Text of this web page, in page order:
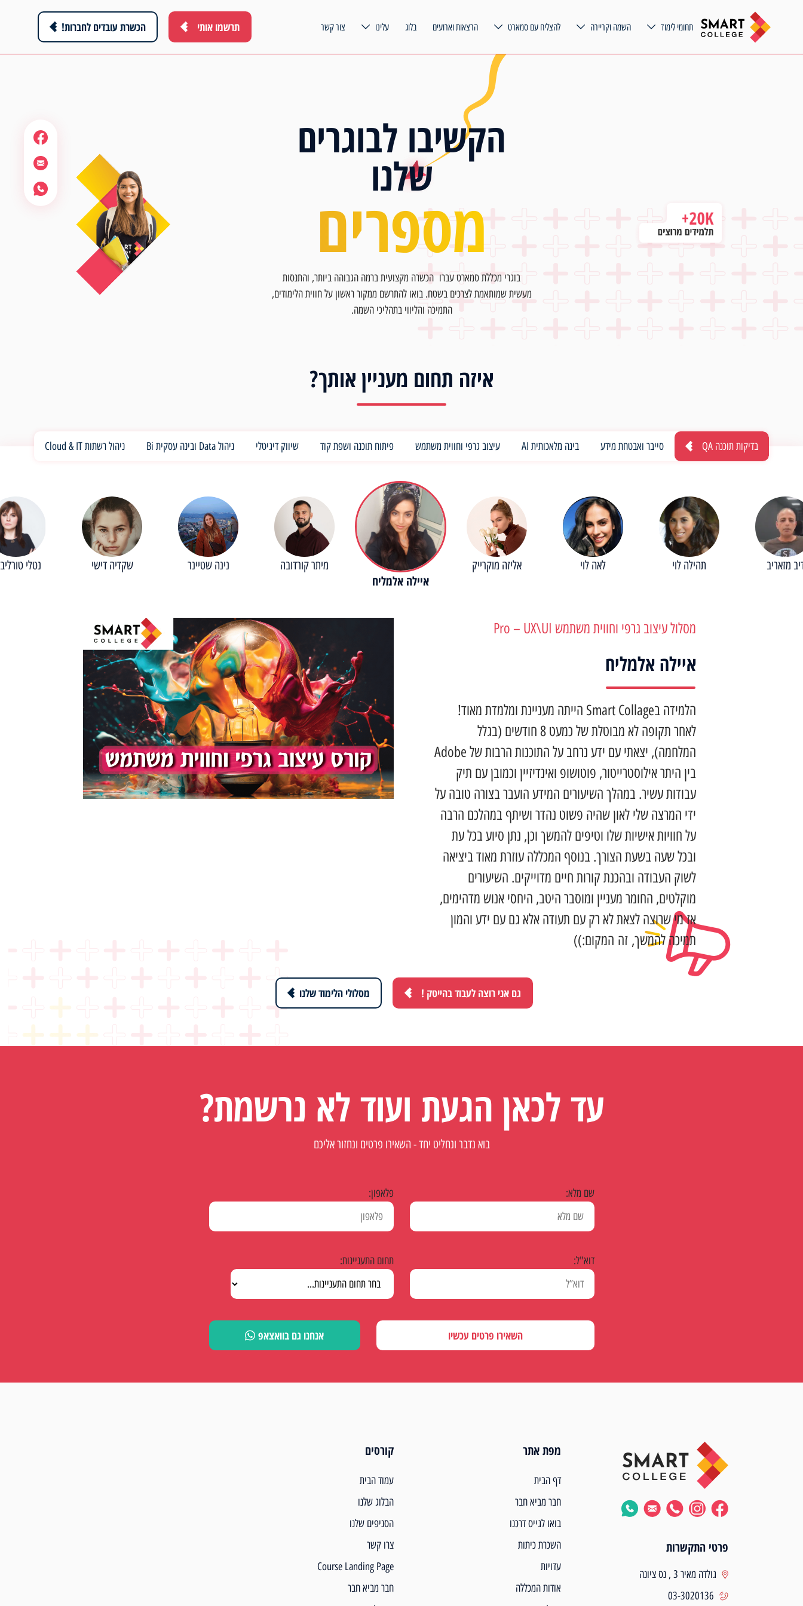
תחומי לימוד השמה וקריירה להצליח עם סמארט הרצאות וארועים בלוג עלינו צור קשר תרשמו אותי הכשרת עובדים לחברות!
הקשיבו לבוגרים
שלנו
מספרים
בוגרי מכללת סמארט עברו הכשרה מקצועית ברמה הגבוהה ביותר, והתנסות
מעשית שמותאמת לצרכים בשטח. בואו להתרשם ממקור ראשון על חווית הלימודים,
התמיכה והליווי בתהליכי השמה.
איזה תחום מעניין אותך?
בדיקות תוכנה QA סייבר ואבטחת מידע בינה מלאכותית AI עיצוב גרפי וחווית משתמש פיתוח תוכנה ושפת קוד שיווק דיגיטלי ניהול Data ובינה עסקית Bi ניהול רשתות Cloud & IT
מזאריב תהילה לוי לאה לוי אליזה מוקרייק
איילה אלמליח
מיתר קורדובה נינה שטיינר שקדיה דישי נטלי
מסלול עיצוב גרפי וחווית משתמש Pro – UX\UI
איילה אלמליח
הלמידה בSmart Collage הייתה מעניינת ומלמדת מאוד!
לאחר תקופה לא מבוטלת של כמעט 8 חודשים (בגלל
המלחמה), יצאתי עם ידע נרחב על התוכנות הרבות של Adobe
בין היתר אילוסטרייטור, פוטושופ ואינדיזיין וכמובן עם תיק
עבודות עשיר. במהלך השיעורים המידע הועבר בצורה טובה על
ידי המרצה שלי לאון שהיה פשוט נהדר ושיתף במהלכם הרבה
על חוויות אישיות שלו וטיפים להמשך וכן, נתן סיוע בכל עת
ובכל שעה בשעת הצורך. בנוסף המכללה עוזרת מאוד ביציאה
לשוק העבודה ובהכנת קורות חיים מדוייקים. השיעורים
מוקלטים, החומר מעניין ומוסבר היטב, היחסי אנוש מדהימים,
אז מי שרוצה לצאת לא רק עם תעודה אלא גם עם ידע והמון
תמיכה להמשך, זה המקום:))
גם אני רוצה לעבוד בהייטק ! מסלולי הלימוד שלנו
עד לכאן הגעת ועוד לא נרשמת?
בוא נדבר ונחליט יחד - השאירו פרטים ונחזור אליכם
שם מלא: פלאפון:
דוא"ל: תחום התעניינות:
השאירו פרטים עכשיו אנחנו גם בוואצאפ
פרטי התקשרות
גולדה מאיר 3 , נס ציונה
03-3020136
מפת אתר
דף הבית
חבר מביא חבר
בואו לגייס דרכנו
השכרת כיתות
עדויות
אודות המכללה
קורסים
עמוד הבית
הבלוג שלנו
הסניפים שלנו
צרו קשר
Course Landing Page
חבר מביא חבר